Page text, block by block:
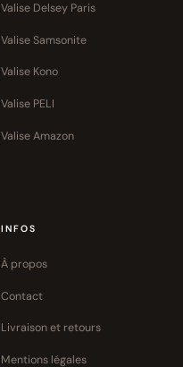
Valise Delsey Paris
Valise Samsonite
Valise Kono
Valise PELI
Valise Amazon
INFOS
À propos
Contact
Livraison et retours
Mentions légales